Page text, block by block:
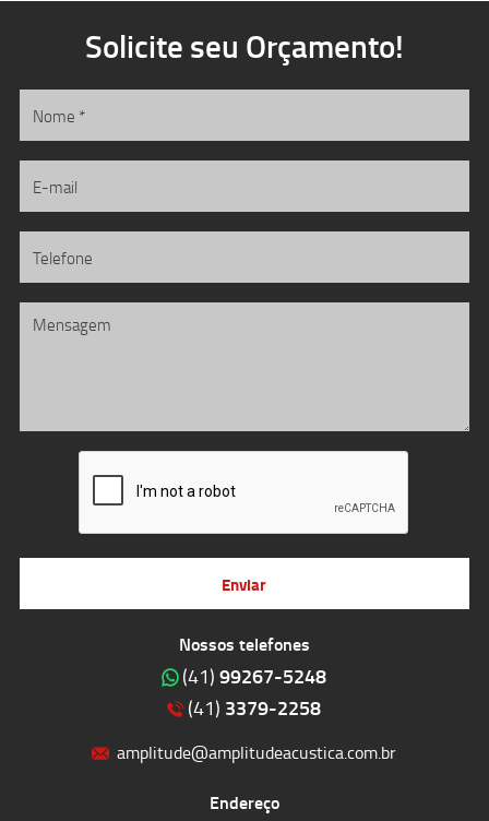
Nossos telefones
(41) 99267-5248
(41) 3379-2258
amplitude@amplitudeacustica.com.br
Endereço
Solicite seu Orçamento!
Enviar